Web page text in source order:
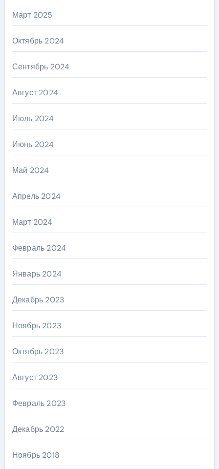
Март 2025
Октябрь 2024
Сентябрь 2024
Август 2024
Июль 2024
Июнь 2024
Май 2024
Апрель 2024
Март 2024
Февраль 2024
Январь 2024
Декабрь 2023
Ноябрь 2023
Октябрь 2023
Август 2023
Февраль 2023
Декабрь 2022
Ноябрь 2018